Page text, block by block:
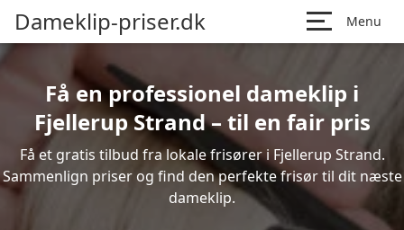
Dameklip-priser.dk Menu
Få en professionel dameklip i
Fjellerup Strand – til en fair pris
Få et gratis tilbud fra lokale frisører i Fjellerup Strand.
Sammenlign priser og find den perfekte frisør til dit næste
dameklip.